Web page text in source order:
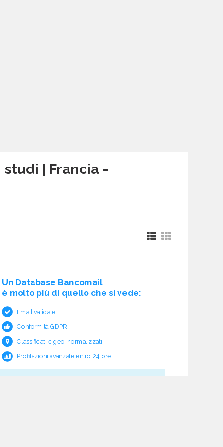
| Francia -
Un Database Bancomail
è molto più di quello che si vede:
Email validate
Conformità GDPR
Classificati e geo-normalizzati
Profilazioni avanzate entro 24 ore